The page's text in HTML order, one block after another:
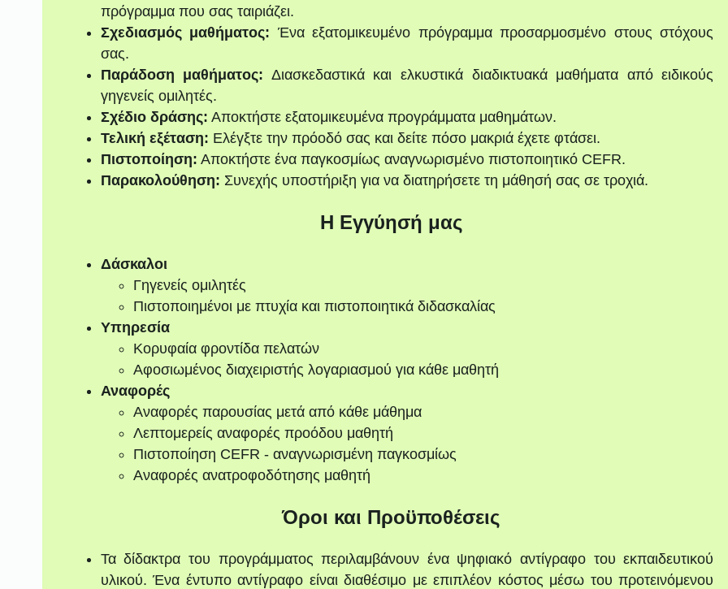
πρόγραμμα που σας ταιριάζει.
Σχεδιασμός μαθήματος: Ένα εξατομικευμένο πρόγραμμα προσαρμοσμένο στους στόχους
σας.
Παράδοση μαθήματος: Διασκεδαστικά και ελκυστικά διαδικτυακά μαθήματα από ειδικούς
γηγενείς ομιλητές.
Σχέδιο δράσης: Αποκτήστε εξατομικευμένα προγράμματα μαθημάτων.
Τελική εξέταση: Ελέγξτε την πρόοδό σας και δείτε πόσο μακριά έχετε φτάσει.
Πιστοποίηση: Αποκτήστε ένα παγκοσμίως αναγνωρισμένο πιστοποιητικό CEFR.
Παρακολούθηση: Συνεχής υποστήριξη για να διατηρήσετε τη μάθησή σας σε τροχιά.
Η Εγγύησή μας
Δάσκαλοι
Γηγενείς ομιλητές
Πιστοποιημένοι με πτυχία και πιστοποιητικά διδασκαλίας
Υπηρεσία
Κορυφαία φροντίδα πελατών
Αφοσιωμένος διαχειριστής λογαριασμού για κάθε μαθητή
Αναφορές
Αναφορές παρουσίας μετά από κάθε μάθημα
Λεπτομερείς αναφορές προόδου μαθητή
Πιστοποίηση CEFR - αναγνωρισμένη παγκοσμίως
Αναφορές ανατροφοδότησης μαθητή
Όροι και Προϋποθέσεις
Τα δίδακτρα του προγράμματος περιλαμβάνουν ένα ψηφιακό αντίγραφο του εκπαιδευτικού
υλικού. Ένα έντυπο αντίγραφο είναι διαθέσιμο με επιπλέον κόστος μέσω του προτεινόμενου